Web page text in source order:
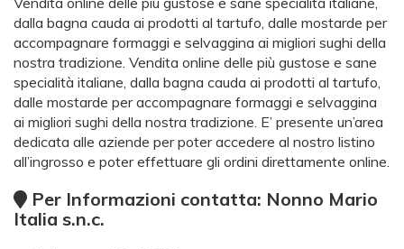
dalla bagna cauda ai prodotti al tartufo, dalle mostarde per
accompagnare formaggi e selvaggina ai migliori sughi della
nostra tradizione. Vendita online delle più gustose e sane
specialità italiane, dalla bagna cauda ai prodotti al tartufo,
dalle mostarde per accompagnare formaggi e selvaggina
ai migliori sughi della nostra tradizione. E’ presente un’area
dedicata alle aziende per poter accedere al nostro listino
all’ingrosso e poter effettuare gli ordini direttamente online.
Per Informazioni contatta: Nonno Mario
Italia s.n.c.